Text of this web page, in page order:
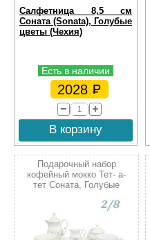
Салфетница 8,5 см
Соната (Sonata), Голубые
цветы (Чехия)
Есть в наличии
2028
В корзину
Подарочный набор
кофейный мокко Тет- а-
тет Соната, Голубые